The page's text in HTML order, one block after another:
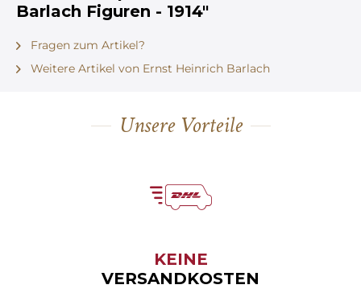
Barlach Figuren - 1914"
Fragen zum Artikel?
Weitere Artikel von Ernst Heinrich Barlach
Unsere Vorteile
KEINE
VERSANDKOSTEN